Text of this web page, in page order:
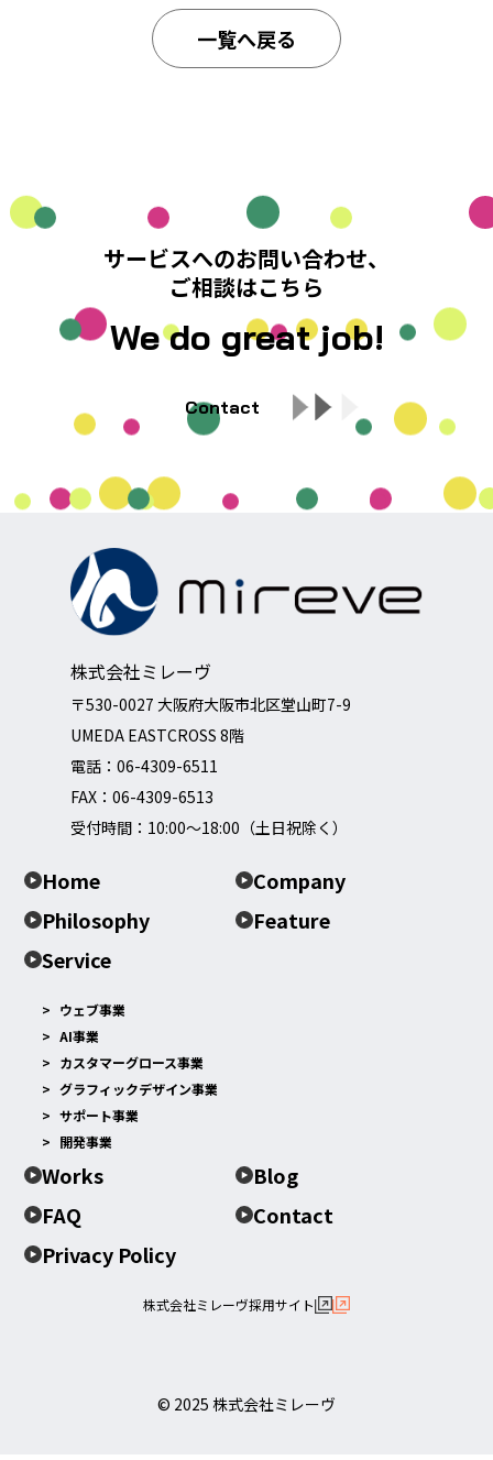
一覧へ戻る
サービスへのお問い合わせ、
ご相談はこちら
We do great job!
Contact
株式会社ミレーヴ
〒530-0027 大阪府大阪市北区堂山町7-9
UMEDA EASTCROSS 8階
電話： 06-4309-6511
FAX：06-4309-6513
受付時間：10:00～18:00（土日祝除く）
Home
Company
Philosophy
Feature
Service
ウェブ事業
AI事業
カスタマーグロース事業
グラフィックデザイン事業
サポート事業
開発事業
Works
Blog
FAQ
Contact
Privacy Policy
株式会社ミレーヴ採用サイト
© 2025 株式会社ミレーヴ